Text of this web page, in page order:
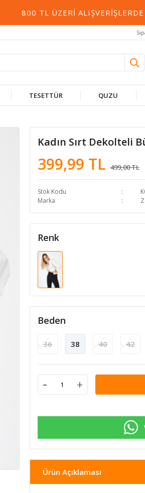
800 TL ÜZERI ALIŞVERIŞLERDE
TESETTÜR QUZU
Kadın Sırt Dekolteli
399,99 TL 499,00 TL
Stok Kodu
Marka
Renk
Beden
36 38 40 42
- +
Ürün Açıklaması